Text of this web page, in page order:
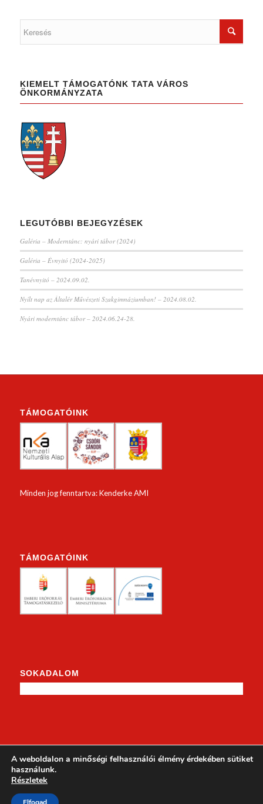
KIEMELT TÁMOGATÓNK TATA VÁROS
ÖNKORMÁNYZATA
LEGUTÓBBI BEJEGYZÉSEK
Galéria – Moderntánc: nyári tábor (2024)
Galéria – Évnyitó (2024-2025)
Tanévnyitó – 2024.09.02.
Nyílt nap az Általér Művészeti Szakgimnáziumban! – 2024.08.02.
Nyári moderntánc tábor – 2024.06.24-28.
TÁMOGATÓINK
Minden jog fenntartva: Kenderke AMI
TÁMOGATÓINK
SOKADALOM
A weboldalon a minőségi felhasználói élmény érdekében sütiket
használunk.
Részletek